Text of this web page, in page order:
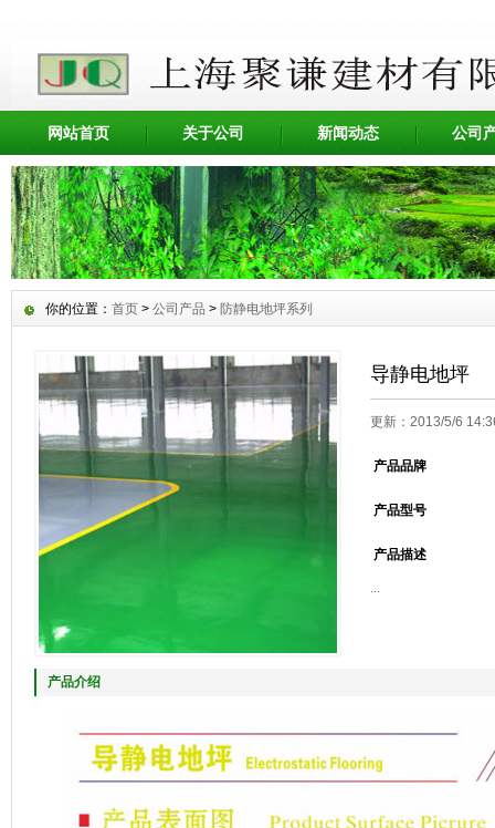
网站首页 关于公司 新闻动态 公司
你的位置： 首页 > 公司产品 > 防静电地坪系列
导静电地坪
更新：2013/5/6
产品品牌
产品型号
产品描述
...
产品介绍